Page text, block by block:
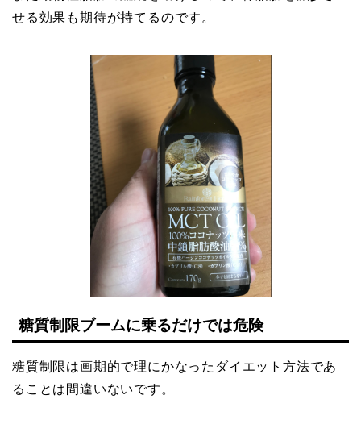
せる効果も期待が持てるのです。
糖質制限ブームに乗るだけでは危険
糖質制限は画期的で理にかなったダイエット方法であ
ることは間違いないです。